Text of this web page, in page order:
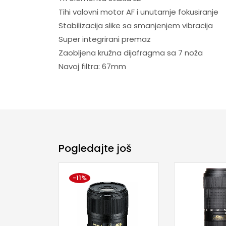
Tihi valovni motor AF i unutarnje fokusiranje
Stabilizacija slike sa smanjenjem vibracija
Super integrirani premaz
Zaobljena kružna dijafragma sa 7 noža
Navoj filtra: 67mm
Pogledajte još
-11%